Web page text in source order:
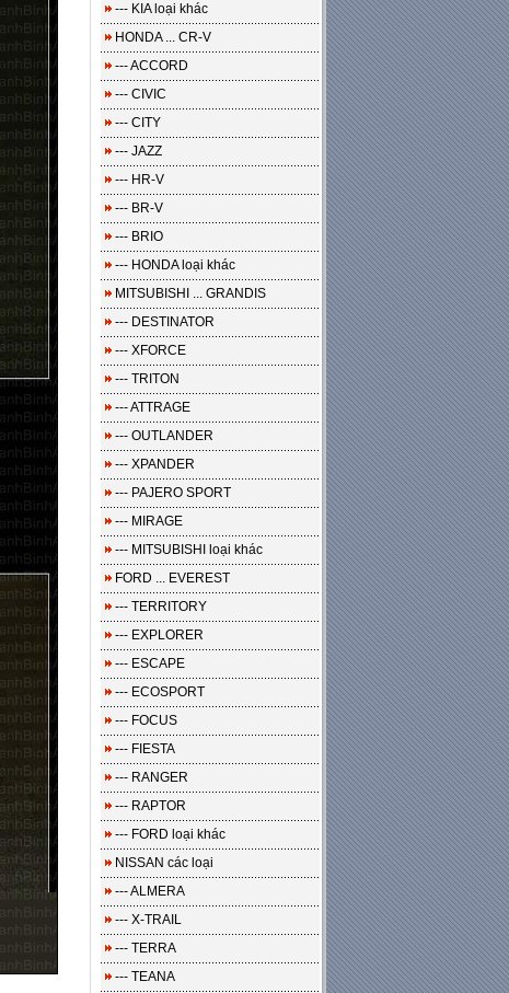
--- KIA loại khác
HONDA ... CR-V
--- ACCORD
--- CIVIC
--- CITY
--- JAZZ
--- HR-V
--- BR-V
--- BRIO
--- HONDA loại khác
MITSUBISHI ... GRANDIS
--- DESTINATOR
--- XFORCE
--- TRITON
--- ATTRAGE
--- OUTLANDER
--- XPANDER
--- PAJERO SPORT
--- MIRAGE
--- MITSUBISHI loại khác
FORD ... EVEREST
--- TERRITORY
--- EXPLORER
--- ESCAPE
--- ECOSPORT
--- FOCUS
--- FIESTA
--- RANGER
--- RAPTOR
--- FORD loại khác
NISSAN các loại
--- ALMERA
--- X-TRAIL
--- TERRA
--- TEANA